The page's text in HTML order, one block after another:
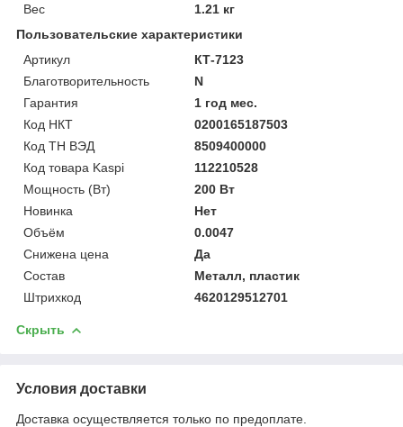
Вес
1.21 кг
Пользовательские характеристики
Артикул
КТ-7123
Благотворительность
N
Гарантия
1 год мес.
Код НКТ
0200165187503
Код ТН ВЭД
8509400000
Код товара Kaspi
112210528
Мощность (Bт)
200 Вт
Новинка
Нет
Объём
0.0047
Снижена цена
Да
Состав
Металл, пластик
Штрихкод
4620129512701
Скрыть
Условия доставки
Доставка осуществляется только по предоплате.